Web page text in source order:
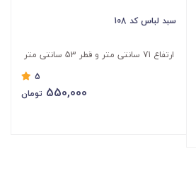
سبد لباس کد 108
ارتفاع 71 سانتی متر و قطر 53 سانتی متر
5
550,000 تومان